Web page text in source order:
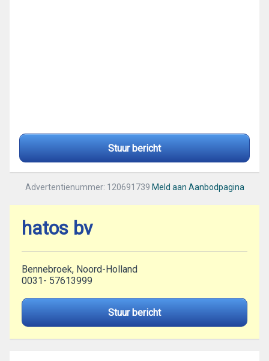
Stuur bericht
Advertentienummer: 120691739 Meld aan Aanbodpagina
hatos bv
Bennebroek, Noord-Holland
0031- 57613999
Stuur bericht